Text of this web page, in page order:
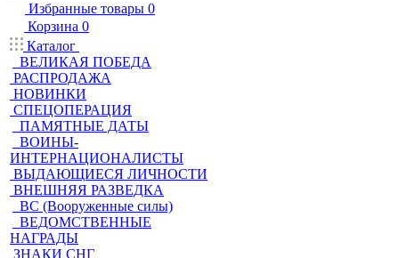
Избранные товары 0
Корзина 0
Каталог
ВЕЛИКАЯ ПОБЕДА
РАСПРОДАЖА
НОВИНКИ
СПЕЦОПЕРАЦИЯ
ПАМЯТНЫЕ ДАТЫ
ВОИНЫ-
ИНТЕРНАЦИОНАЛИСТЫ
ВЫДАЮЩИЕСЯ ЛИЧНОСТИ
ВНЕШНЯЯ РАЗВЕДКА
ВС (Вооруженные силы)
ВЕДОМСТВЕННЫЕ
НАГРАДЫ
ЗНАКИ СНГ